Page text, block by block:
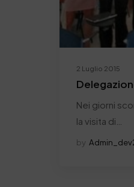
2 Luglio 2015
Nei giorni
la visita di…
by